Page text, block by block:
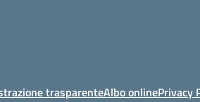
trasparenteAlbo onlinePrivacy